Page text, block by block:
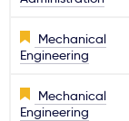
Mechanical
Engineering
Mechanical
Engineering